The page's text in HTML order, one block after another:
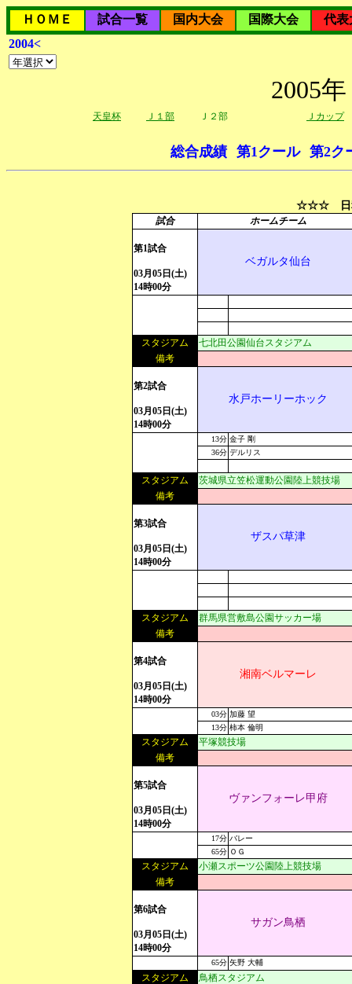
ＨＯＭＥ 試合一覧 国内大会 国際大会
代表
2004<
2005
天皇杯 Ｊ１部 Ｊ２部 Ｊカップ
総合成績 第1クール 第2ク
☆☆☆ 日
試合 ホームチーム
第1試合
03月05日(土)
14時00分
ベガルタ仙台
スタジアム
七北田公園仙台スタジアム
備考
第2試合
03月05日(土)
14時00分
水戸ホーリーホック
13分 金子 剛
36分 デルリス
スタジアム
茨城県立笠松運動公園陸上競技場
備考
第3試合
03月05日(土)
14時00分
ザスパ草津
スタジアム
群馬県営敷島公園サッカー場
備考
第4試合
03月05日(土)
14時00分
湘南ベルマーレ
03分 加藤 望
13分 柿本 倫明
スタジアム
平塚競技場
備考
第5試合
03月05日(土)
14時00分
ヴァンフォーレ甲府
17分 バレー
65分 ＯＧ
スタジアム
小瀬スポーツ公園陸上競技場
備考
第6試合
03月05日(土)
14時00分
サガン鳥栖
65分 矢野 大輔
スタジアム
鳥栖スタジアム